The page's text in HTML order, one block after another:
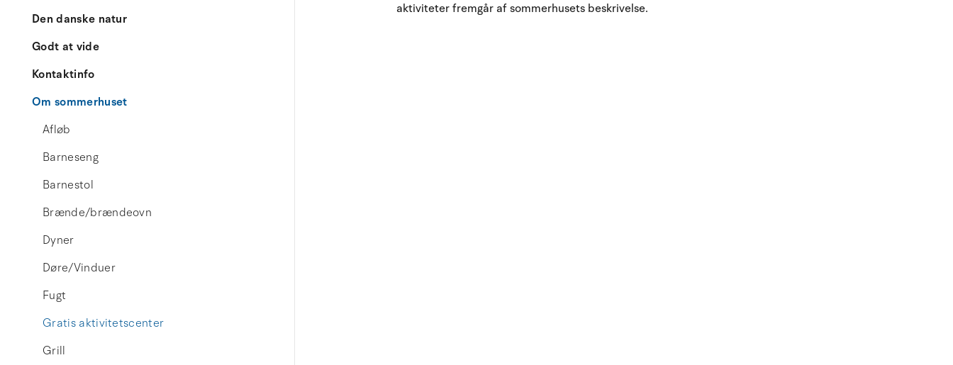
Den danske natur
Godt at vide
Kontaktinfo
Om sommerhuset
Afløb
Barneseng
Barnestol
Brænde/brændeovn
Dyner
Døre/Vinduer
Fugt
Gratis aktivitetscenter
Grill
aktiviteter fremgår af sommerhusets beskrivelse.